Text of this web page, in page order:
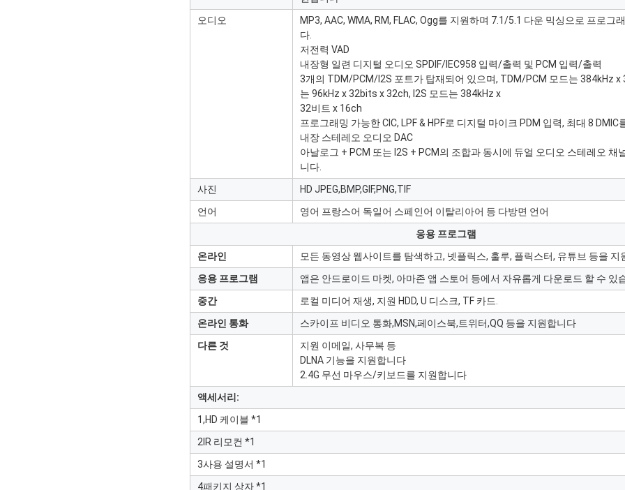
오디오
MP3, AAC, WMA, RM, FLAC, Ogg를 지원하며 7.1/5.1 다운 믹싱으로 프로그
다.
저전력 VAD
내장형 일련 디지털 오디오 SPDIF/IEC958 입력/출력 및 PCM 입력/출력
3개의 TDM/PCM/I2S 포트가 탑재되어 있으며, TDM/PCM 모드는 384kHz
는 96kHz x 32bits x 32ch, I2S 모드는 384kHz x
32비트 x 16ch
프로그래밍 가능한 CIC, LPF & HPF로 디지털 마이크 PDM 입력, 최대 8 DMIC
내장 스테레오 오디오 DAC
아날로그 + PCM 또는 I2S + PCM의 조합과 동시에 듀얼 오디오 스테레오 채
니다.
사진
HD JPEG,BMP,GIF,PNG,TIF
언어
영어 프랑스어 독일어 스페인어 이탈리아어 등 다방면 언어
응용 프로그램
온라인
모든 동영상 웹사이트를 탐색하고, 넷플릭스, 훌루, 플릭스터, 유튜브 등을 지
응용 프로그램
앱은 안드로이드 마켓, 아마존 앱 스토어 등에서 자유롭게 다운로드 할 수 있
중간
로컬 미디어 재생, 지원 HDD, U 디스크, TF 카드.
온라인 통화
스카이프 비디오 통화,MSN,페이스북,트위터,QQ 등을 지원합니다
다른 것
지원 이메일, 사무복 등
DLNA 기능을 지원합니다
2.4G 무선 마우스/키보드를 지원합니다
액세서리:
1,HD 케이블 *1
2IR 리모컨 *1
3사용 설명서 *1
4패키지 상자 *1